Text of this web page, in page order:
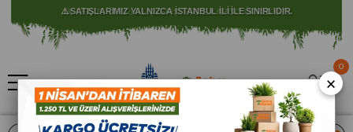
⚠️ SATIŞLARIMIZ YALNIZCA İSTANBUL İLİ İLE SINIRLIDIR.
0
×